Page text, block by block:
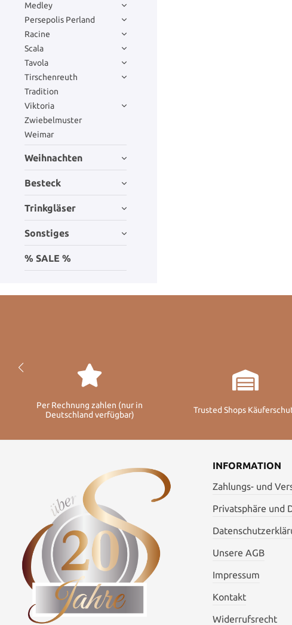
Medley
Persepolis Perland
Racine
Scala
Tavola
Tirschenreuth
Tradition
Viktoria
Zwiebelmuster
Weimar
Weihnachten
Besteck
Trinkgläser
Sonstiges
% SALE %
Per Rechnung zahlen (nur in
Deutschland verfügbar)
Trusted Shops
INFORMATION
Zahlungs- und
Privatsphäre und
Unsere AGB
Impressum
Kontakt
Widerrufsrecht